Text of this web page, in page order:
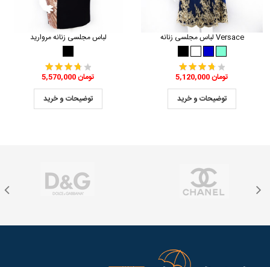
لباس مجلسی زنانه مروارید
5,570,000 تومان
توضیحات و خرید
لباس مجلسی زنانه Versace
5,120,000 تومان
توضیحات و خرید